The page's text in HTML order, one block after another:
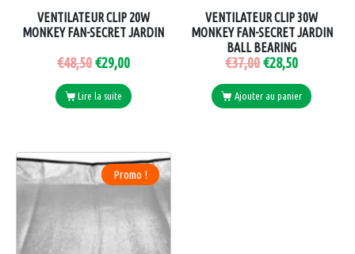
VENTILATEUR CLIP 20W
MONKEY FAN-SECRET JARDIN
€48,50€29,00
Lire la suite
VENTILATEUR CLIP 30W
MONKEY FAN-SECRET JARDIN
BALL BEARING
€37,00€28,50
Ajouter au panier
Promo !